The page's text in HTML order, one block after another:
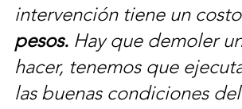
intervención tiene un
pesos. Hay que demoler
hacer, tenemos que
las buenas condiciones